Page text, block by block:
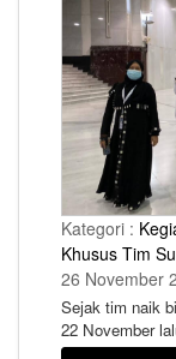
Kategori :
Khusus Tim
26 November
Sejak tim naik
22 November
jadwal